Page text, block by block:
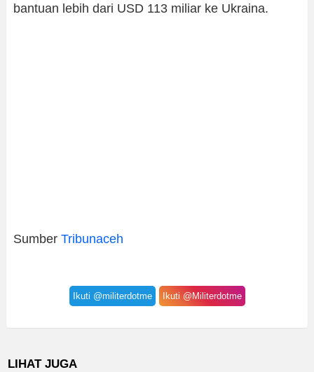
bantuan lebih dari USD 113 miliar ke Ukraina.
Sumber Tribunaceh
Ikuti @militerdotme Ikuti @Militerdotme
LIHAT JUGA